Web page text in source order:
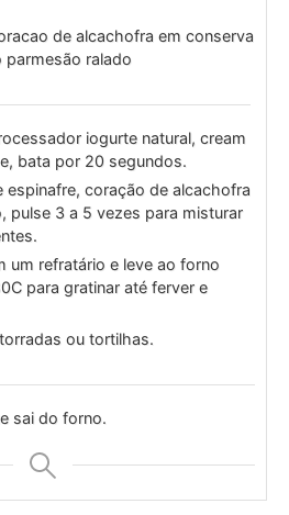
de alcachofra em conserva
parmesão ralado
iogurte natural, cream
bata por 20 segundos.
espinafre, coração de alcachofra
pulse 3 a 5 vezes para misturar
um refratário e leve ao forno
para gratinar até ferver e
ou tortilhas.
sai do forno.